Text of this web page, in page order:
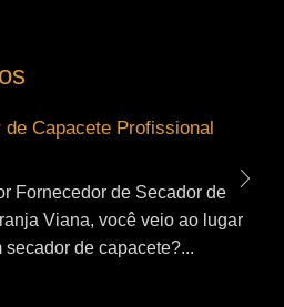
Capacete Profissional
Fornecedor de Secador de
Viana, você veio ao lugar
de capacete?...